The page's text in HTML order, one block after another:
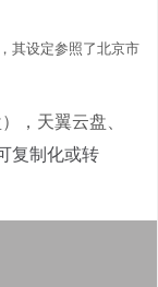
其设定参照了北京市
，天翼云盘、
复制化或转